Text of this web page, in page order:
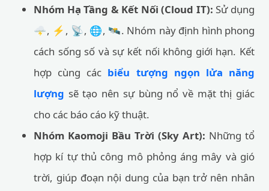
Nhóm Hạ Tầng & Kết Nối (Cloud IT): Sử dụng
🌩️, ⚡, 📡, 🌐, 🛰️. Nhóm này định hình phong
cách sống số và sự kết nối không giới hạn. Kết
hợp cùng các biểu tượng ngọn lửa năng
lượng sẽ tạo nên sự bùng nổ về mặt thị giác
cho các báo cáo kỹ thuật.
Nhóm Kaomoji Bầu Trời (Sky Art): Những tổ
hợp kí tự thủ công mô phỏng áng mây và gió
trời, giúp đoạn nội dung của bạn trở nên nhân